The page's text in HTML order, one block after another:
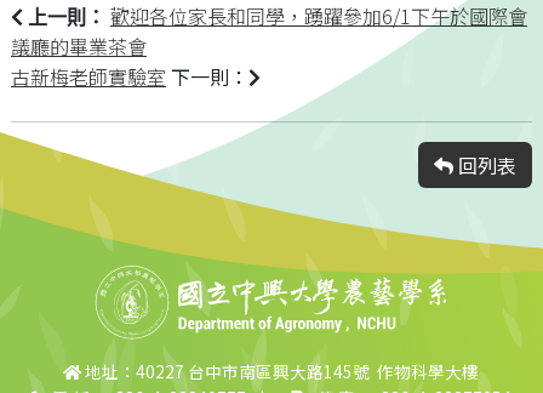
上一則：
歡迎各位家長和同學，踴躍參加6/1下午於國際會
議廳的畢業茶會
古新梅老師實驗室 下一則：
回列表
地址：40227 台中市南區興大路145號 作物科學大樓